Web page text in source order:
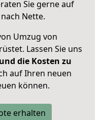
Sie gerne auf
Nette.
Umzug von
Lassen Sie uns
die Kosten zu
auf Ihren neuen
können.
erhalten